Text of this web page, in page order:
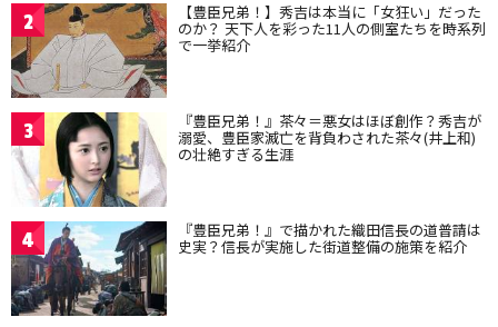
2 【豊臣兄弟！】秀吉は本当に「女狂い」だった
のか？ 天下人を彩った11人の側室たちを時系列
で一挙紹介
3 『豊臣兄弟！』茶々＝悪女はほぼ創作？秀吉が
溺愛、豊臣家滅亡を背負わされた茶々(井上和)
の壮絶すぎる生涯
4 『豊臣兄弟！』で描かれた織田信長の道普請は
史実？信長が実施した街道整備の施策を紹介